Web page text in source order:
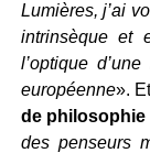
Lumières, j’ai
intrinsèque et
l’optique
européenne».
de
des penseurs